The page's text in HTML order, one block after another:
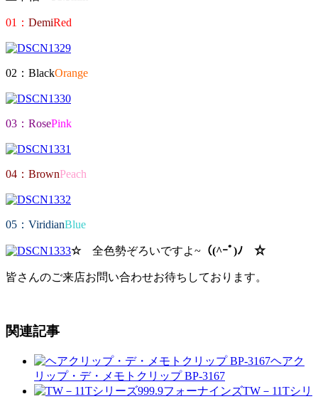
01： DemiRed
02：BlackOrange
03：RosePink
04：BrownPeach
05：ViridianBlue
☆全色勢ぞろいですよ~ （(^ｰﾟ)ﾉ ☆
皆さんのご来店お問い合わせお待ちしております。
関連記事
ヘアク
リップ・デ・メモトクリップ BP-3167
TW－11Tシリ